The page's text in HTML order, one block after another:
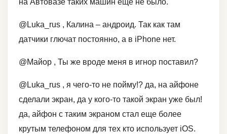
на Автовазе таких машин еще не было.
@Luka_rus , Калина – андроид. Так как там
датчики глючат постоянно, а в iPhone нет.
@Майор , Ты же вроде меня в игнор поставил?
@Luka_rus , я чего-то не пойму!? да, на айфоне
сделали экран, да у кого-то такой экран уже был!
да, айфон с таким экраном стал еще более
крутым телефоном для тех кто использует iOS.